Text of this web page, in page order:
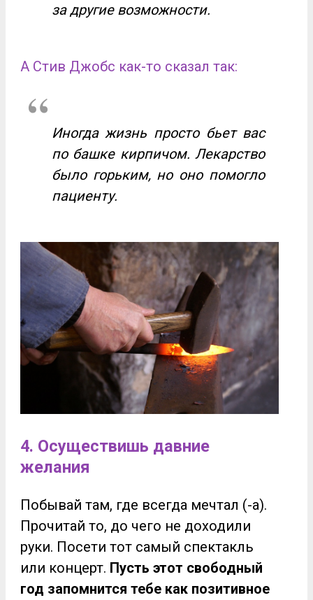
за другие возможности.
А Стив Джобс как-то сказал так:
Иногда жизнь просто бьет вас
по башке кирпичом. Лекарство
было горьким, но оно помогло
пациенту.
4. Осуществишь давние
желания
Побывай там, где всегда мечтал (-а).
Прочитай то, до чего не доходили
руки. Посети тот самый спектакль
или концерт. Пусть этот свободный
год запомнится тебе как позитивное